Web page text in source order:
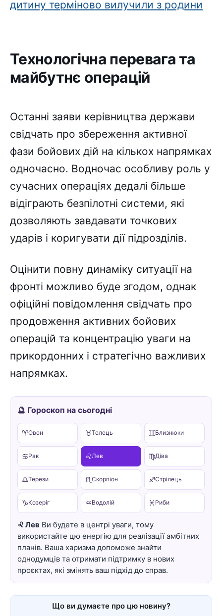
дитину терміново вилучили з родини
Технологічна перевага та
майбутнє операцій
Останні заяви керівництва держави
свідчать про збереження активної
фази бойових дій на кількох напрямках
одночасно. Водночас особливу роль у
сучасних операціях дедалі більше
відіграють безпілотні системи, які
дозволяють завдавати точкових
ударів і коригувати дії підрозділів.
Оцінити повну динаміку ситуації на
фронті можливо буде згодом, однак
офіційні повідомлення свідчать про
продовження активних бойових
операцій та концентрацію уваги на
прикордонних і стратегічно важливих
напрямках.
🔮 Гороскоп на сьогодні
♈Овен ♉Телець ♊Близнюки
♋Рак ♌Лев ♍Діва
♎Терези ♏ Скорпіон ♐Стрілець
♑Козеріг ♒Водолій ♓ Риби
♌ Лев Ви будете в центрі уваги, тому
використайте цю енергію для реалізації амбітних
планів. Ваша харизма допоможе знайти
однодумців та отримати підтримку в нових
проєктах, які змінять ваш підхід до справ.
Що ви думаєте про цю новину?